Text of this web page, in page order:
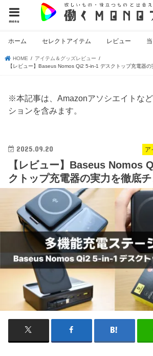
menu
ホーム セレクトアイテム レビュー
HOME
アイテム＆グッズレビュー
【レビュー】Baseus Nomos Qi2 5-in-1 デスクトップ充電器の
※本記事は、Amazonアソシエイトな
ションを含みます。
ア
2025.09.20
【レビュー】Baseus Nomos
クトップ充電器の実力を徹底チ